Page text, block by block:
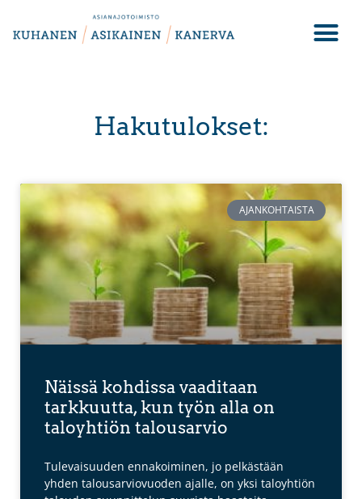
Hakutulokset:
AJANKOHTAISTA
Näissä kohdissa vaaditaan
tarkkuutta, kun työn alla on
taloyhtiön talousarvio
Tulevaisuuden ennakoiminen, jo pelkästään
yhden talousarviovuoden ajalle, on yksi taloyhtiön